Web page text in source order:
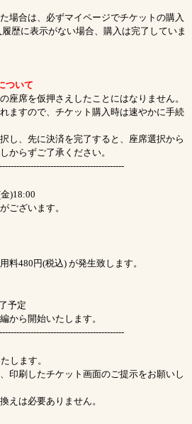
場合は、必ずマイページでチケットの購入
歴に表示がない場合、購入は完了していま
ついて
座席を仮押さえしたことにはなりません。
ますので、チケット購入時は速やかに手続
し、先に決済を完了すると、座席選択から
からずご了承ください。
)18:00
ございます。
料480円(税込) が発生致します。
予定
から開始いたします。
します。
印刷したチケット画面のご提示をお願いし
えは必要ありません。